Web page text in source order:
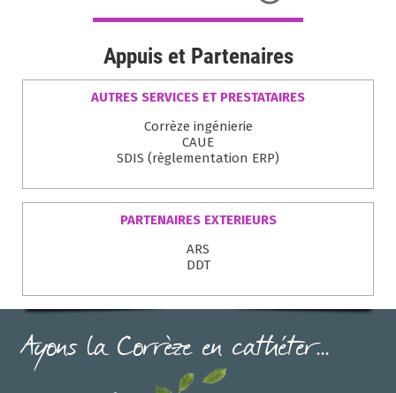
Appuis et Partenaires
AUTRES SERVICES ET PRESTATAIRES
Corrèze ingénierie
CAUE
SDIS (règlementation ERP)
PARTENAIRES EXTERIEURS
ARS
DDT
Ayons la Corrèze en cathéter...